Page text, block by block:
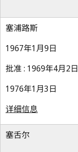
塞浦路斯
1967年1月9日
批准 : 1969年4月2日
1976年1月3日
详细信息
塞舌尔